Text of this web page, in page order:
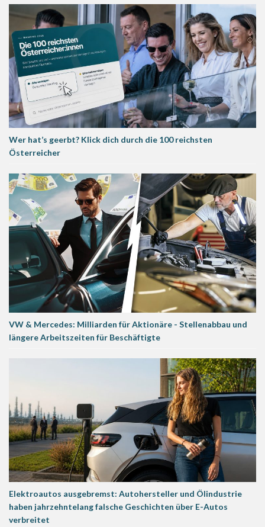
Wer hat’s geerbt? Klick dich durch die 100 reichsten
Österreicher
VW & Mercedes: Milliarden für Aktionäre - Stellenabbau und
längere Arbeitszeiten für Beschäftigte
Elektroautos ausgebremst: Autohersteller und Ölindustrie
haben jahrzehntelang falsche Geschichten über E-Autos
verbreitet